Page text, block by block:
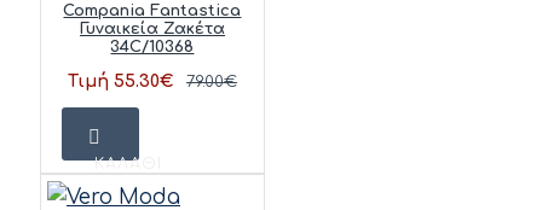
Compania Fantastica
Γυναικεία Ζακέτα
34C/10368
Τιμή 55.30€ 79.00€
ΚΑΛΆΘΙ